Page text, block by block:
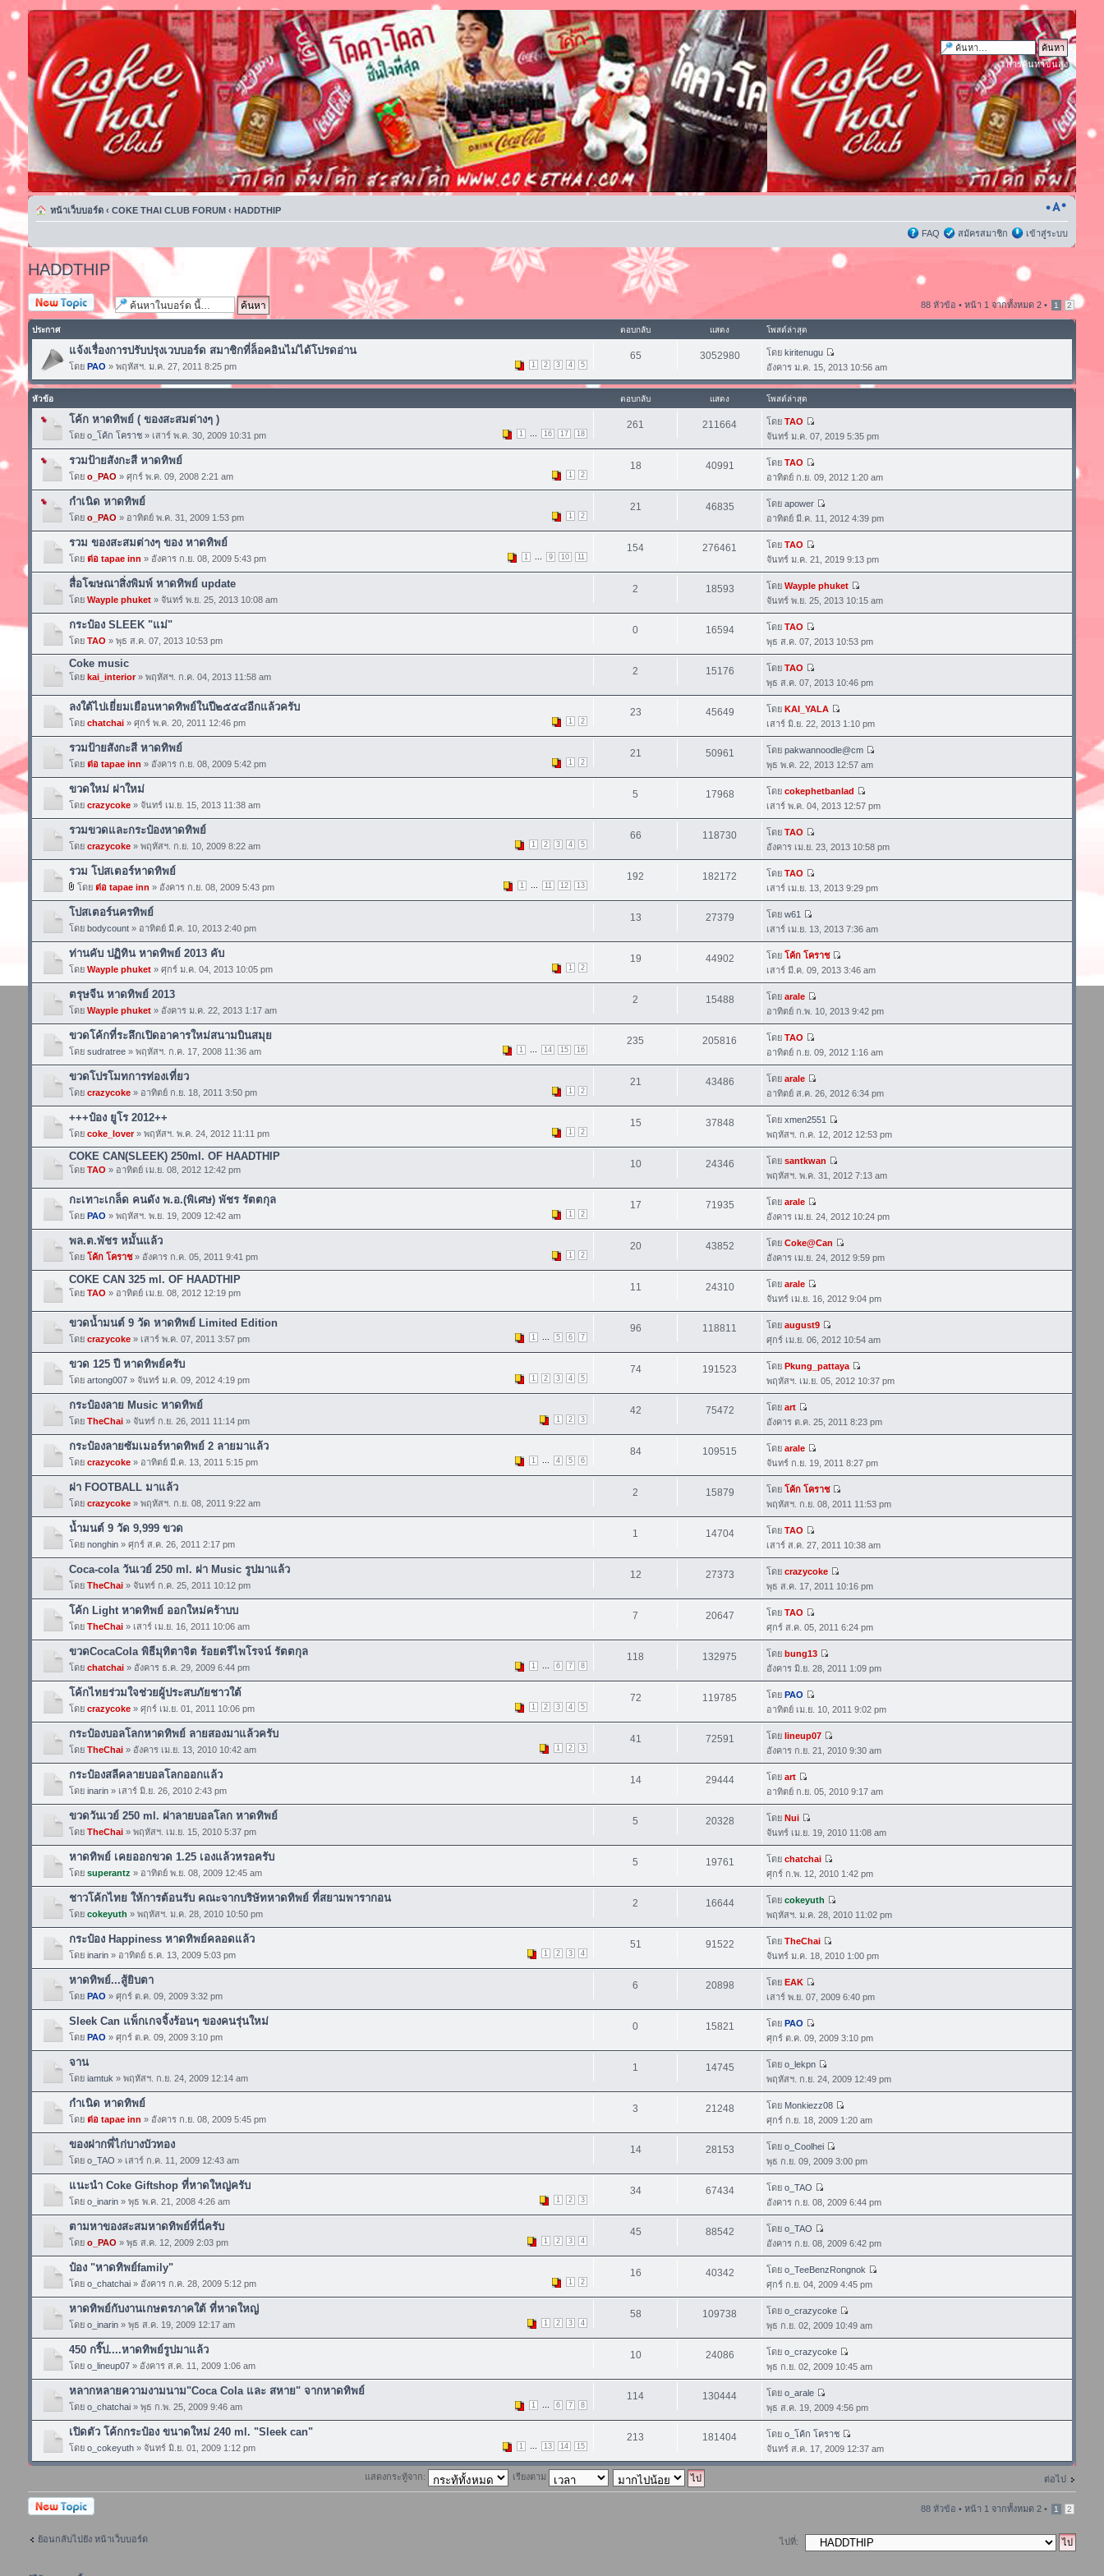
การค้นหาขั้นสูง
หน้าเว็บบอร์ด ‹ COKE THAI CLUB FORUM ‹ HADDTHIP
FAQ สมัครสมาชิก เข้าสู่ระบบ
HADDTHIP
ตั้งกระทู้ใหม่ 88 หัวข้อ •หน้า 1 จากทั้งหมด2 • 1 2
ประกาศ ตอบกลับ แสดง โพสต์ล่าสุด
แจ้งเรื่องการปรับปรุงเวบบอร์ด สมาชิกที่ล็อคอินไม่ได้โปรดอ่าน
1 2 3 4 5
โดย PAO » พฤหัสฯ. ม.ค. 27, 2011 8:25 pm
65 3052980 โดย kiritenugu
อังคาร ม.ค. 15, 2013 10:56 am
หัวข้อ ตอบกลับ แสดง โพสต์ล่าสุด
โค้ก หาดทิพย์ ( ของสะสมต่างๆ )
1 16 17 18
โดย o_โค้ก โคราช» เสาร์ พ.ค. 30, 2009 10:31 pm
261 211664 โดย TAO
จันทร์ ม.ค. 07, 2019 5:35 pm
รวมป้ายสังกะสี หาดทิพย์
1 2
โดย o_PAO » ศุกร์ พ.ค. 09, 2008 2:21 am
18 40991 โดย TAO
อาทิตย์ ก.ย. 09, 2012 1:20 am
กำเนิด หาดทิพย์
1 2
โดย o_PAO » อาทิตย์ พ.ค. 31, 2009 1:53 pm
21 46835 โดย apower
อาทิตย์ มี.ค. 11, 2012 4:39 pm
รวม ของสะสมต่างๆ ของ หาดทิพย์
1 9 10 11
โดย ต่อ tapae inn » อังคาร ก.ย. 08, 2009 5:43 pm
154 276461 โดย TAO
จันทร์ ม.ค. 21, 2019 9:13 pm
สื่อโฆษณาสิ่งพิมพ์ หาดทิพย์ update
โดย Wayple phuket» จันทร์ พ.ย. 25, 2013 10:08 am
2 18593 โดย Wayple phuket
จันทร์ พ.ย. 25, 2013 10:15 am
กระป๋อง SLEEK "แม่"
โดย TAO » พุธ ส.ค. 07, 2013 10:53 pm
0 16594 โดย TAO
พุธ ส.ค. 07, 2013 10:53 pm
Coke music
โดย kai_interior» พฤหัสฯ. ก.ค. 04, 2013 11:58 am 2 15176 โดย TAO
พุธ ส.ค. 07, 2013 10:46 pm
ลงใต้ไปเยี่ยมเยือนหาดทิพย์ในปี๒๕๕๔อีกแล้วครับ
1 2
โดย chatchai» ศุกร์ พ.ค. 20, 2011 12:46 pm
23 45649 โดย KAI_YALA
เสาร์ มิ.ย. 22, 2013 1:10 pm
รวมป้ายสังกะสี หาดทิพย์
1 2
โดย ต่อ tapae inn » อังคาร ก.ย. 08, 2009 5:42 pm
21 50961 โดย pakwannoodle@cm
พุธ พ.ค. 22, 2013 12:57 am
ขวดใหม่ ฝาใหม่
โดย crazycoke» จันทร์ เม.ย. 15, 2013 11:38 am
5 17968 โดย cokephetbanlad
เสาร์ พ.ค. 04, 2013 12:57 pm
รวมขวดและกระป๋องหาดทิพย์
1 2 3 4 5
โดย crazycoke» พฤหัสฯ. ก.ย. 10, 2009 8:22 am
66 118730 โดย TAO
อังคาร เม.ย. 23, 2013 10:58 pm
รวม โปสเตอร์หาดทิพย์
1 11 12 13
โดย ต่อ tapae inn » อังคาร ก.ย. 08, 2009 5:43 pm
192 182172 โดย TAO
เสาร์ เม.ย. 13, 2013 9:29 pm
โปสเตอร์นครทิพย์
โดย bodycount» อาทิตย์ มี.ค. 10, 2013 2:40 pm
13 27379 โดย w61
เสาร์ เม.ย. 13, 2013 7:36 am
ท่านคับ ปฏิทิน หาดทิพย์ 2013 คับ
1 2
โดย Wayple phuket» ศุกร์ ม.ค. 04, 2013 10:05 pm
19 44902 โดย โค้ก โคราช
เสาร์ มี.ค. 09, 2013 3:46 am
ตรุษจีน หาดทิพย์ 2013
โดย Wayple phuket» อังคาร ม.ค. 22, 2013 1:17 am
2 15488 โดย arale
อาทิตย์ ก.พ. 10, 2013 9:42 pm
ขวดโค้กที่ระลึกเปิดอาคารใหม่สนามบินสมุย
1 14 15 16
โดย sudratree» พฤหัสฯ. ก.ค. 17, 2008 11:36 am
235 205816 โดย TAO
อาทิตย์ ก.ย. 09, 2012 1:16 am
ขวดโปรโมทการท่องเที่ยว
1 2
โดย crazycoke» อาทิตย์ ก.ย. 18, 2011 3:50 pm
21 43486 โดย arale
อาทิตย์ ส.ค. 26, 2012 6:34 pm
+++ป๋อง ยูโร 2012++
1 2
โดย coke_lover» พฤหัสฯ. พ.ค. 24, 2012 11:11 pm
15 37848 โดย xmen2551
พฤหัสฯ. ก.ค. 12, 2012 12:53 pm
COKE CAN(SLEEK) 250ml. OF HAADTHIP
โดย TAO » อาทิตย์ เม.ย. 08, 2012 12:42 pm 10 24346 โดย santkwan
พฤหัสฯ. พ.ค. 31, 2012 7:13 am
กะเทาะเกล็ด คนดัง พ.อ.(พิเศษ) พัชร รัตตกุล
1 2
โดย PAO » พฤหัสฯ. พ.ย. 19, 2009 12:42 am
17 71935 โดย arale
อังคาร เม.ย. 24, 2012 10:24 pm
พล.ต.พัชร หมั้นแล้ว
1 2
โดย โค้ก โคราช» อังคาร ก.ค. 05, 2011 9:41 pm
20 43852 โดย Coke@Can
อังคาร เม.ย. 24, 2012 9:59 pm
COKE CAN 325 ml. OF HAADTHIP
โดย TAO » อาทิตย์ เม.ย. 08, 2012 12:19 pm 11 24310 โดย arale
จันทร์ เม.ย. 16, 2012 9:04 pm
ขวดน้ำมนต์ 9 วัด หาดทิพย์ Limited Edition
1 5 6 7
โดย crazycoke» เสาร์ พ.ค. 07, 2011 3:57 pm
96 118811 โดย august9
ศุกร์ เม.ย. 06, 2012 10:54 am
ขวด 125 ปี หาดทิพย์ครับ
1 2 3 4 5
โดย artong007» จันทร์ ม.ค. 09, 2012 4:19 pm
74 191523 โดย Pkung_pattaya
พฤหัสฯ. เม.ย. 05, 2012 10:37 pm
กระป๋องลาย Music หาดทิพย์
1 2 3
โดย TheChai» จันทร์ ก.ย. 26, 2011 11:14 pm
42 75472 โดย art
อังคาร ต.ค. 25, 2011 8:23 pm
กระป๋องลายซัมเมอร์หาดทิพย์ 2 ลายมาแล้ว
1 4 5 6
โดย crazycoke» อาทิตย์ มี.ค. 13, 2011 5:15 pm
84 109515 โดย arale
จันทร์ ก.ย. 19, 2011 8:27 pm
ฝา FOOTBALL มาแล้ว
โดย crazycoke» พฤหัสฯ. ก.ย. 08, 2011 9:22 am
2 15879 โดย โค้ก โคราช
พฤหัสฯ. ก.ย. 08, 2011 11:53 pm
น้ำมนต์ 9 วัด 9,999 ขวด
โดย nonghin» ศุกร์ ส.ค. 26, 2011 2:17 pm
1 14704 โดย TAO
เสาร์ ส.ค. 27, 2011 10:38 am
Coca-cola วันเวย์ 250 ml. ฝา Music รูปมาแล้ว
โดย TheChai» จันทร์ ก.ค. 25, 2011 10:12 pm
12 27373 โดย crazycoke
พุธ ส.ค. 17, 2011 10:16 pm
โค้ก Light หาดทิพย์ ออกใหม่คร้าบบ
โดย TheChai» เสาร์ เม.ย. 16, 2011 10:06 am
7 20647 โดย TAO
ศุกร์ ส.ค. 05, 2011 6:24 pm
ขวดCocaCola พิธีมุทิตาจิต ร้อยตรีไพโรจน์ รัตตกุล
1 6 7 8
โดย chatchai» อังคาร ธ.ค. 29, 2009 6:44 pm
118 132975 โดย bung13
อังคาร มิ.ย. 28, 2011 1:09 pm
โค้กไทยร่วมใจช่วยผู้ประสบภัยชาวใต้
1 2 3 4 5
โดย crazycoke» ศุกร์ เม.ย. 01, 2011 10:06 pm
72 119785 โดย PAO
อาทิตย์ เม.ย. 10, 2011 9:02 pm
กระป๋องบอลโลกหาดทิพย์ ลายสองมาแล้วครับ
1 2 3
โดย TheChai» อังคาร เม.ย. 13, 2010 10:42 am
41 72591 โดย lineup07
อังคาร ก.ย. 21, 2010 9:30 am
กระป๋องสลีคลายบอลโลกออกแล้ว
โดย inarin» เสาร์ มิ.ย. 26, 2010 2:43 pm
14 29444 โดย art
อาทิตย์ ก.ย. 05, 2010 9:17 am
ขวดวันเวย์ 250 ml. ฝาลายบอลโลก หาดทิพย์
โดย TheChai» พฤหัสฯ. เม.ย. 15, 2010 5:37 pm
5 20328 โดย Nui
จันทร์ เม.ย. 19, 2010 11:08 am
หาดทิพย์ เคยออกขวด 1.25 เองแล้วหรอครับ
โดย superantz » อาทิตย์ พ.ย. 08, 2009 12:45 am
5 19761 โดย chatchai
ศุกร์ ก.พ. 12, 2010 1:42 pm
ชาวโค้กไทย ให้การต้อนรับ คณะจากบริษัทหาดทิพย์ ที่สยามพารากอน
โดย cokeyuth » พฤหัสฯ. ม.ค. 28, 2010 10:50 pm
2 16644 โดย cokeyuth
พฤหัสฯ. ม.ค. 28, 2010 11:02 pm
กระป๋อง Happiness หาดทิพย์คลอดแล้ว
1 2 3 4
โดย inarin» อาทิตย์ ธ.ค. 13, 2009 5:03 pm
51 91522 โดย TheChai
จันทร์ ม.ค. 18, 2010 1:00 pm
หาดทิพย์...สู้ยิบตา
โดย PAO » ศุกร์ ต.ค. 09, 2009 3:32 pm
6 20898 โดย EAK
เสาร์ พ.ย. 07, 2009 6:40 pm
Sleek Can แพ็กเกจจิ้งร้อนๆ ของคนรุ่นใหม่
โดย PAO » ศุกร์ ต.ค. 09, 2009 3:10 pm
0 15821 โดย PAO
ศุกร์ ต.ค. 09, 2009 3:10 pm
จาน
โดย iamtuk » พฤหัสฯ. ก.ย. 24, 2009 12:14 am
1 14745 โดย o_lekpn
พฤหัสฯ. ก.ย. 24, 2009 12:49 pm
กำเนิด หาดทิพย์
โดย ต่อ tapae inn » อังคาร ก.ย. 08, 2009 5:45 pm
3 21248 โดย Monkiezz08
ศุกร์ ก.ย. 18, 2009 1:20 am
ของฝากพี่ไก่บางบัวทอง
โดย o_TAO » เสาร์ ก.ค. 11, 2009 12:43 am
14 28153 โดย o_Coolhei
พุธ ก.ย. 09, 2009 3:00 pm
แนะนำ Coke Giftshop ที่หาดใหญ่ครับ
1 2 3
โดย o_inarin» พุธ พ.ค. 21, 2008 4:26 am
34 67434 โดย o_TAO
อังคาร ก.ย. 08, 2009 6:44 pm
ตามหาของสะสมหาดทิพย์ที่นี่ครับ
1 2 3 4
โดย o_PAO » พุธ ส.ค. 12, 2009 2:03 pm
45 88542 โดย o_TAO
อังคาร ก.ย. 08, 2009 6:42 pm
ป๋อง "หาดทิพย์family"
1 2
โดย o_chatchai» อังคาร ก.ค. 28, 2009 5:12 pm
16 40342 โดย o_TeeBenzRongnok
ศุกร์ ก.ย. 04, 2009 4:45 pm
หาดทิพย์กับงานเกษตรภาคใต้ ที่หาดใหญ่
1 2 3 4
โดย o_inarin» พุธ ส.ค. 19, 2009 12:17 am
58 109738 โดย o_crazycoke
พุธ ก.ย. 02, 2009 10:49 am
450 กริ๊ป....หาดทิพย์รูปมาแล้ว
โดย o_lineup07» อังคาร ส.ค. 11, 2009 1:06 am
10 24086 โดย o_crazycoke
พุธ ก.ย. 02, 2009 10:45 am
หลากหลายความงามนาม"Coca Cola และ สหาย" จากหาดทิพย์
1 6 7 8
โดย o_chatchai» พุธ ก.พ. 25, 2009 9:46 am
114 130444 โดย o_arale
พุธ ส.ค. 19, 2009 4:56 pm
เปิดตัว โค้กกระป๋อง ขนาดใหม่ 240 ml. "Sleek can"
1 13 14 15
โดย o_cokeyuth» จันทร์ มิ.ย. 01, 2009 1:12 pm
213 181404 โดย o_โค้ก โคราช
จันทร์ ส.ค. 17, 2009 12:37 am
ต่อไป
แสดงกระทู้จาก: เรียงตาม
ตั้งกระทู้ใหม่ 88 หัวข้อ •หน้า 1 จากทั้งหมด2 • 1 2
ย้อนกลับไปยัง หน้าเว็บบอร์ด ไปที่: